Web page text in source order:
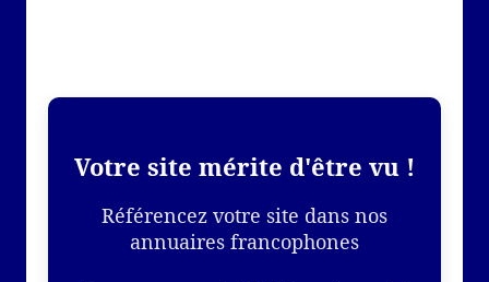
Votre site mérite d'être vu !
Référencez votre site dans nos
annuaires francophones